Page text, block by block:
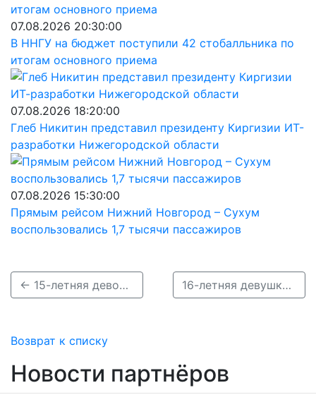
07.08.2026 20:30:00
В ННГУ на бюджет поступили 42 стобалльника по
итогам основного приема
07.08.2026 18:20:00
Глеб Никитин представил президенту Киргизии ИТ-
разработки Нижегородской области
07.08.2026 15:30:00
Прямым рейсом Нижний Новгород – Сухум
воспользовались 1,7 тысячи пассажиров
← 15-летняя девочка пропала в Городце 16-летняя девушка пропала в Лукояновском районе 5 декабря →
Возврат к списку
Новости партнёров